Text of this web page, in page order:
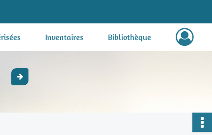
Inventaires Bibliothèque